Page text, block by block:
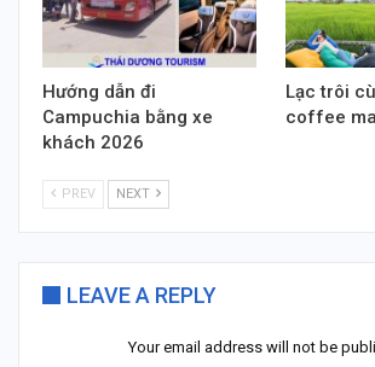
Hướng dẫn đi
Campuchia bằng xe
khách 2026
Lạc trôi
coffee
PREV NEXT
LEAVE A REPLY
Your email address will not be